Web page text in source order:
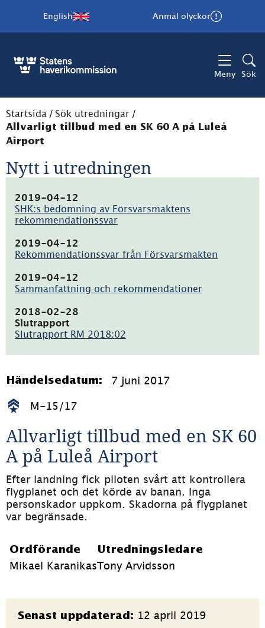
English Anmäl olyckor
Meny Sök
Startsida / Sök utredningar /
Allvarligt tillbud med en SK 60 A på Luleå
Airport
Nytt i utredningen
2019-04-12
SHK:s bedömning av Försvarsmaktens
rekommendationssvar
458.1kB)
2019-04-12
Rekommendationssvar från Försvarsmakten
184.7kB)
2019-04-12
Sammanfattning och rekommendationer
16kB)
2018-02-28
Slutrapport
Slutrapport RM 2018:02
1.7MB)
Händelsedatum: 7 juni 2017
M-15/17
Allvarligt tillbud med en SK 60
A på Luleå Airport
Efter landning fick piloten svårt att kontrollera
flygplanet och det körde av banan. Inga
personskador uppkom. Skadorna på flygplanet
var begränsade.
Ordförande
Mikael Karanikas
Utredningsledare
Tony Arvidsson
Sidinformation
Senast uppdaterad: 12 april 2019